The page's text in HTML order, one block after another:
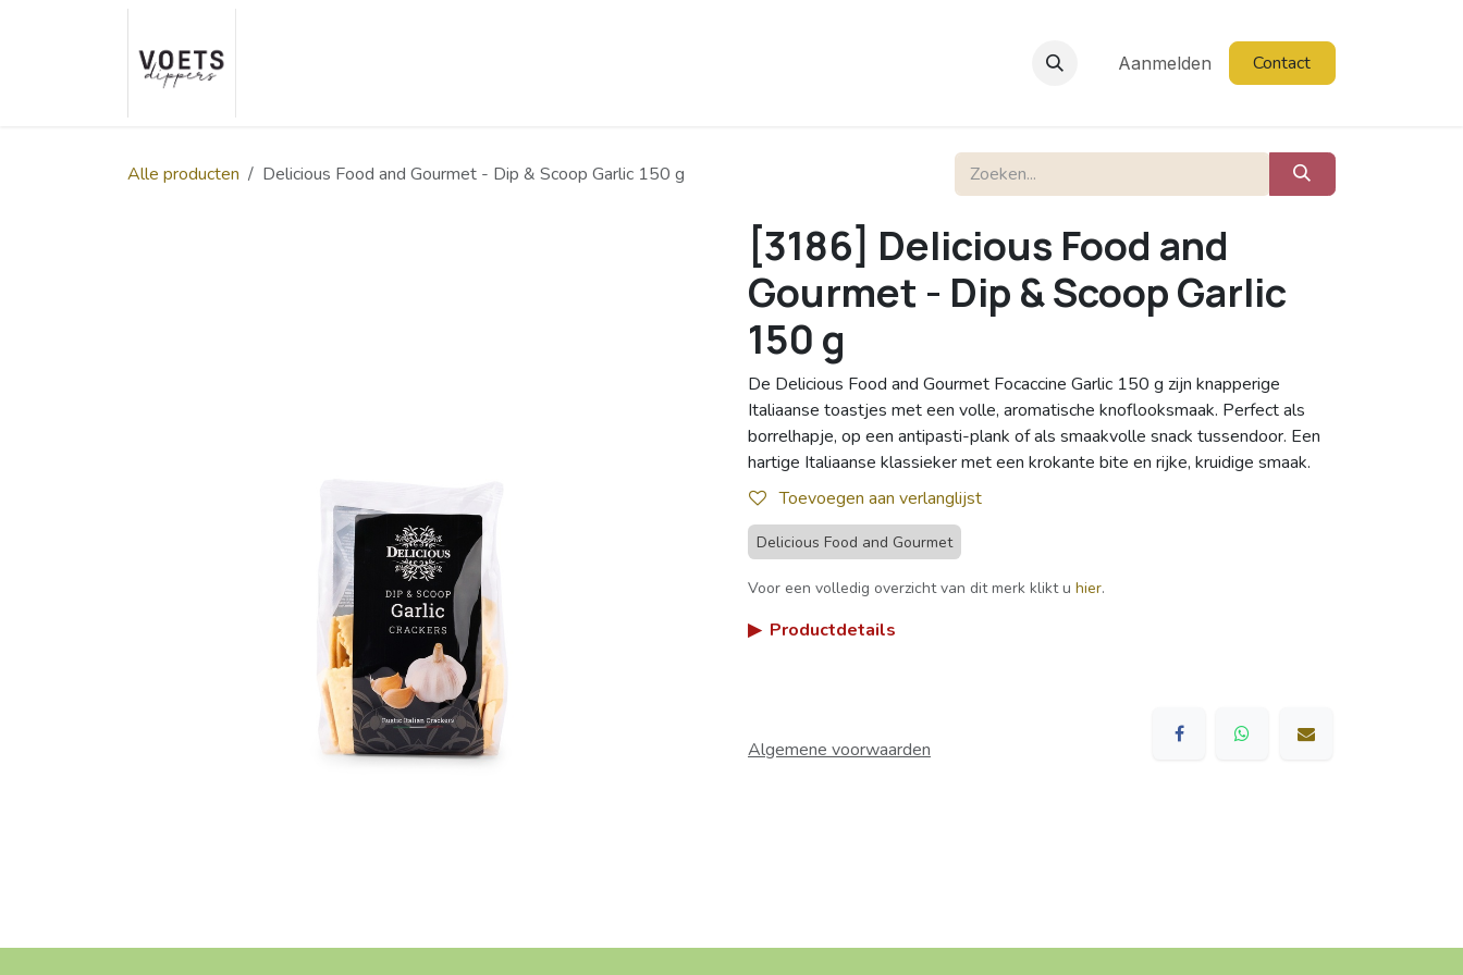
Overslaan naar inhoud
Aanmelden Contact
Alle producten Delicious Food and Gourmet - Dip & Scoop Garlic 150 g
[3186] Delicious Food and
Gourmet - Dip & Scoop Garlic
150 g
De Delicious Food and Gourmet Focaccine Garlic 150 g zijn knapperige
Italiaanse toastjes met een volle, aromatische knoflooksmaak. Perfect als
borrelhapje, op een antipasti-plank of als smaakvolle snack tussendoor. Een
hartige Italiaanse klassieker met een krokante bite en rijke, kruidige smaak.
Toevoegen aan verlanglijst
Delicious Food and Gourmet
Voor een volledig overzicht van dit merk klikt u hier.
▶ Productdetails
Algemene voorwaarden